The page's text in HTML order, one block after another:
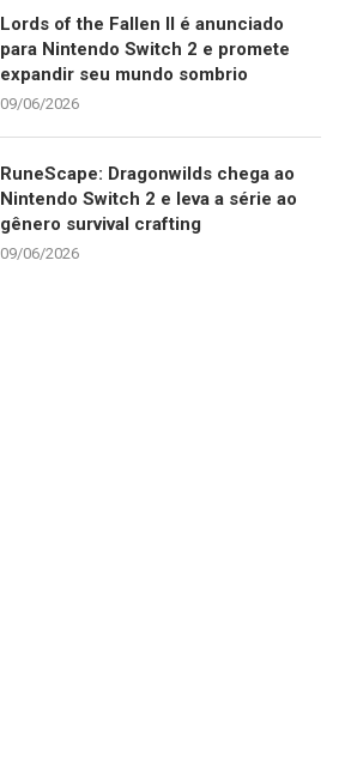
Lords of the Fallen II é anunciado
para Nintendo Switch 2 e promete
expandir seu mundo sombrio
09/06/2026
RuneScape: Dragonwilds chega ao
Nintendo Switch 2 e leva a série ao
gênero survival crafting
09/06/2026